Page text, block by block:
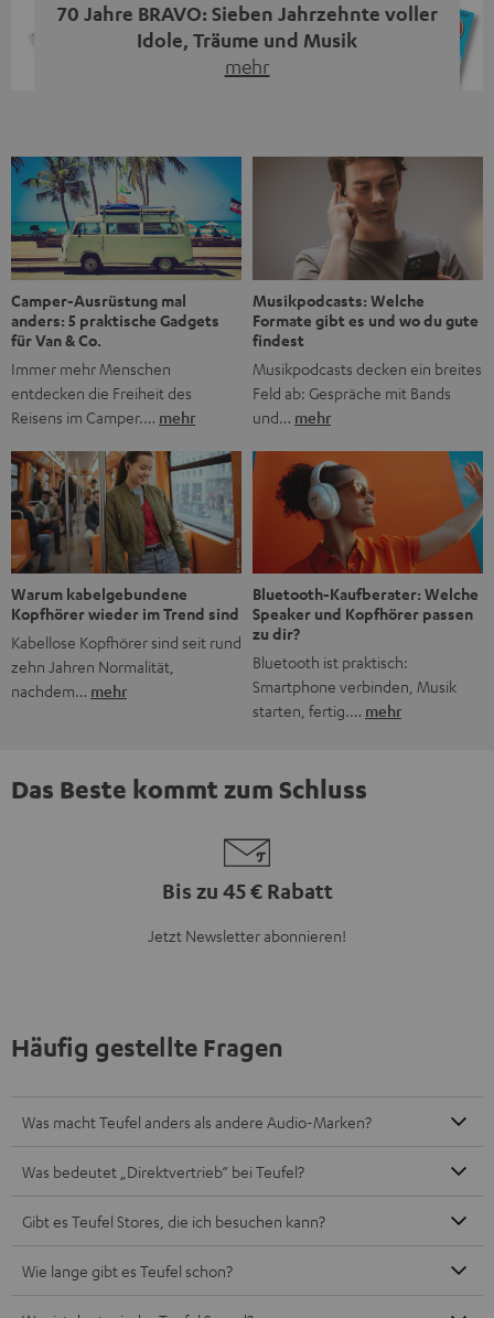
70 Jahre BRAVO: Sieben Jahrzehnte voller
Idole, Träume und Musik
mehr
1956 begleitet das Magazin Jugendliche durch Rock und
Pop, kleine Schwärmereien und große Fragen. Zum 70.
Jubiläum werfen wir einen Blick zurück. Vom Filmheft zur
Jugendmarke: Wie die BRAVO ihren Ton fand Als die […]
Camper-Ausrüstung mal
anders: 5 praktische Gadgets
für Van & Co.
Immer mehr Menschen
entdecken die Freiheit des
Reisens im Camper.… mehr
Musikpodcasts: Welche
Formate gibt es und wo du gute
findest
Musikpodcasts decken ein breites
Feld ab: Gespräche mit Bands
und… mehr
Warum kabelgebundene
Kopfhörer wieder im Trend sind
Kabellose Kopfhörer sind seit rund
zehn Jahren Normalität,
nachdem… mehr
Bluetooth-Kaufberater: Welche
Speaker und Kopfhörer passen
zu dir?
Bluetooth ist praktisch:
Smartphone verbinden, Musik
starten, fertig.… mehr
Das Beste kommt zum Schluss
Bis zu 45 € Rabatt
Jetzt Newsletter abonnieren!
Häufig gestellte Fragen
Was macht Teufel anders als andere Audio-Marken?
Was bedeutet „Direktvertrieb“ bei Teufel?
Gibt es Teufel Stores, die ich besuchen kann?
Wie lange gibt es Teufel schon?